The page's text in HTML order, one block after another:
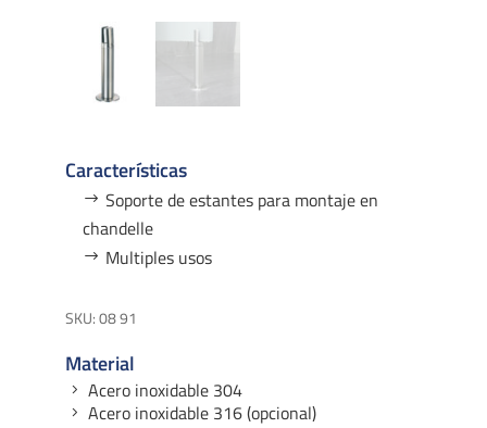
Características
Soporte de estantes para montaje en
chandelle
Multiples usos
SKU:08 91
Material
Acero inoxidable 304
Acero inoxidable 316 (opcional)